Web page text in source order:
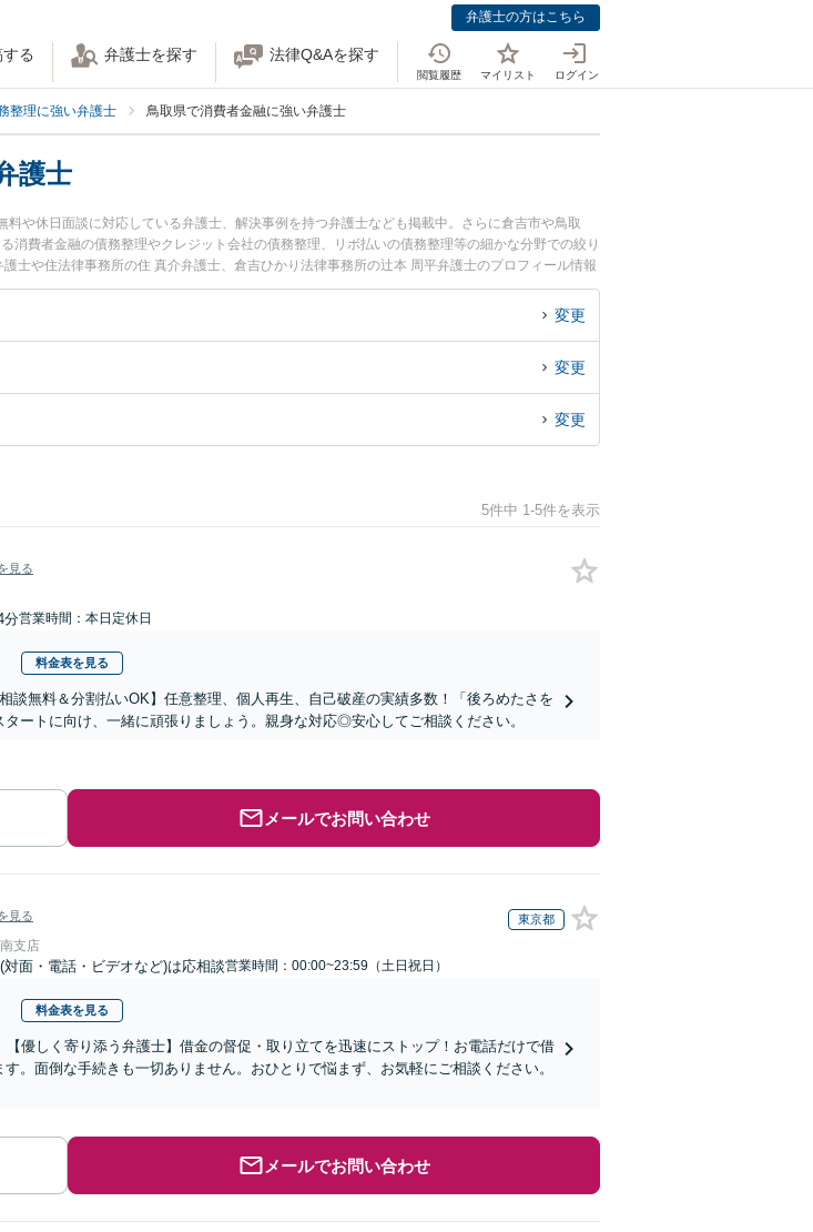
弁護士の方はこちら
る 弁護士を探す 法律Q&Aを探す
閲覧履歴 マイリスト ログイン
整理に強い弁護士 鳥取県で消費者金融に強い弁護士
護士
や休日面談に対応している弁護士、解決事例を持つ弁護士なども掲載中。さらに倉吉市や鳥取
費者金融の債務整理やクレジット会社の債務整理、リボ払いの債務整理等の細かな分野での絞り
士や住法律事務所の住 真介弁護士、倉吉ひかり法律事務所の辻本 周平弁護士のプロフィール情報
消費者金融の債務整理のトラブルを今すぐに弁護士に相談したい』『消費者金融の債務整理のトラ
の債務整理を法律相談できる鳥取県内の弁護士に相談予約したい』などでお困りの相談者さんにお
変更
変更
変更
5件中 1-5件を表示
見る
分営業時間：本日定休日
料金表を見る
談無料＆分割払いOK】任意整理、個人再生、自己破産の実績多数！「後ろめたさを
ートに向け、一緒に頑張りましょう。親身な対応◎安心してご相談ください。
メールでお問い合わせ
見る 東京都
支店
対面・電話・ビデオなど)は応相談営業時間：00:00~23:59（土日祝日）
料金表を見る
【優しく寄り添う弁護士】借金の督促・取り立てを迅速にストップ！お電話だけで借
。面倒な手続きも一切ありません。おひとりで悩まず、お気軽にご相談ください。
メールでお問い合わせ